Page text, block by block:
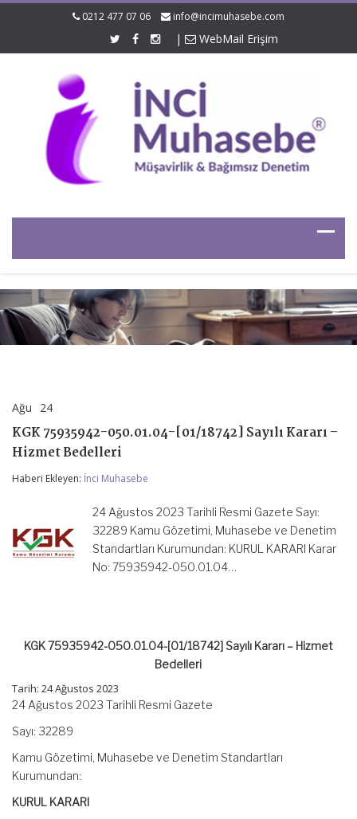
0212 477 07 06 info@incimuhasebe.com
| WebMail Erişim
Ağu 24
050.01.04-
[01/18742]
Kararı
Bedelleri
için
KGK 75935942-050.01.04-[01/18742] Sayılı Kararı –
Hizmet Bedelleri
Haberi Ekleyen: İnci Muhasebe
24 Ağustos 2023 Tarihli Resmi Gazete Sayı:
32289 Kamu Gözetimi, Muhasebe ve Denetim
Standartları Kurumundan: KURUL KARARI Karar
No: 75935942-050.01.04…
KGK 75935942-050.01.04-[01/18742] Sayılı Kararı – Hizmet
Bedelleri
Tarih: 24 Ağustos 2023
24 Ağustos 2023 Tarihli Resmi Gazete
Sayı: 32289
Kamu Gözetimi, Muhasebe ve Denetim Standartları
Kurumundan:
KURUL KARARI